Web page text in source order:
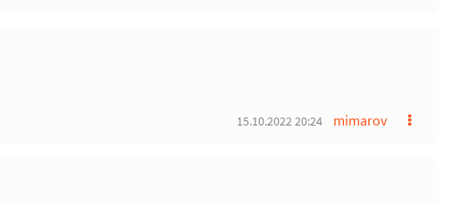
mimarov
15.10.2022 20:24